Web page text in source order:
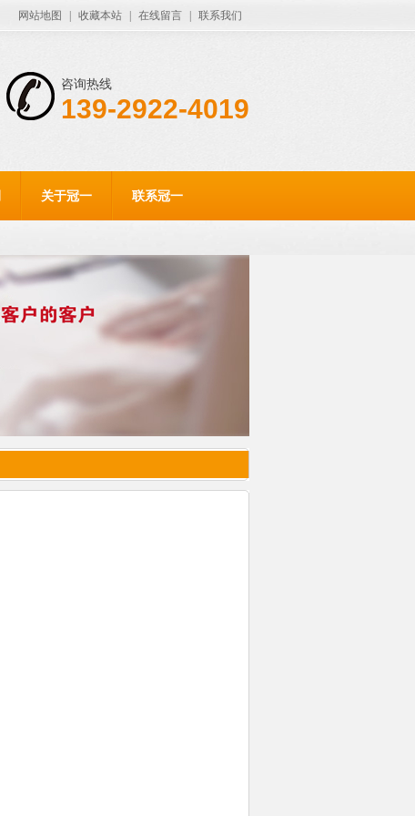
网站地图 收藏本站 在线留言 联系我们
咨询热线
139-2922-4019
关于冠一 联系冠一